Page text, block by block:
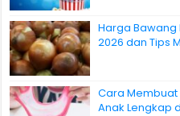
Harga Bawang
2026 dan Tips
Cara Membuat
Anak Lengkap